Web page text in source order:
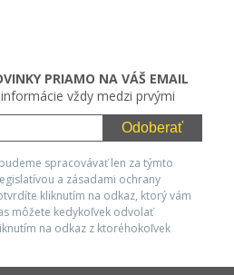
PRIAMO NA VÁŠ EMAIL
vždy medzi prvými
Odoberať
spracovávať len za týmto
a zásadami ochrany
kliknutím na odkaz, ktorý vám
môžete kedykoľvek odvolať
na odkaz z ktoréhokoľvek